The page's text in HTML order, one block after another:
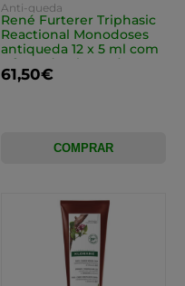
Anti-queda
René Furterer Triphasic
Reactional Monodoses
antiqueda 12 x 5 ml com
Oferta de Champô
complemento antiqueda
61,50€
COMPRAR